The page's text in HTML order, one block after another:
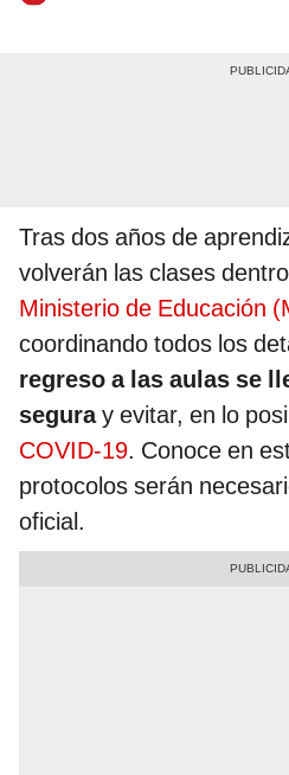
Tras dos años de
volverán las clases
Ministerio de Educación
coordinando todos los
regreso a las aulas se
seguray evitar, en lo
COVID-19. Conoce en
protocolos serán
oficial.